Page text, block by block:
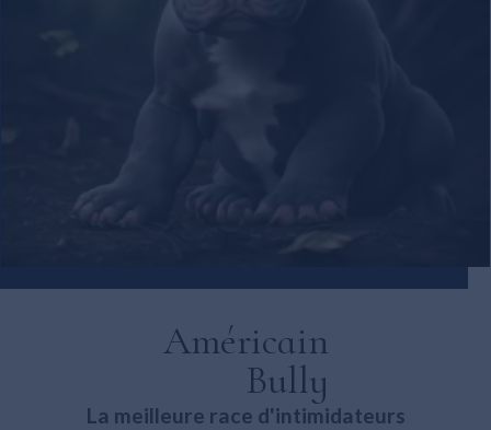
Américain
Bully
La meilleure race d'intimidateurs